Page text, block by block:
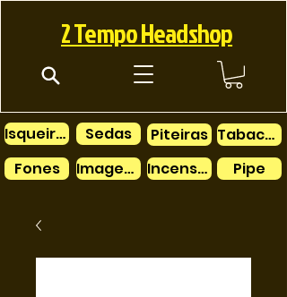
2 Tempo Headshop
Isqueiros
Fones
Sedas
Imagens
Piteiras
Tabacos
Incensos
Pipe